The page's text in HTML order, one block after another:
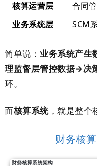
核算运营层
合同
业务系统层
SCM
简单说：业务系统产
理监督层管控数据→决
环。
而核算系统，就是整个
财务核